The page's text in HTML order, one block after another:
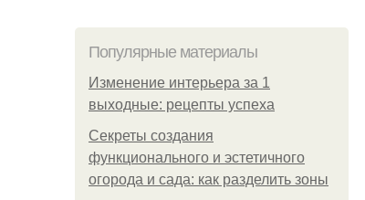
Популярные материалы
Изменение интерьера за 1
выходные: рецепты успеха
Секреты создания
функционального и эстетичного
огорода и сада: как разделить зоны